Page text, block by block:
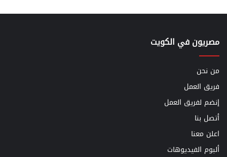
مصريون في الكويت
من نحن
فريق العمل
إنضم لفريق العمل
أتصل بنا
اعلن معنا
ألبوم الفيديوهات